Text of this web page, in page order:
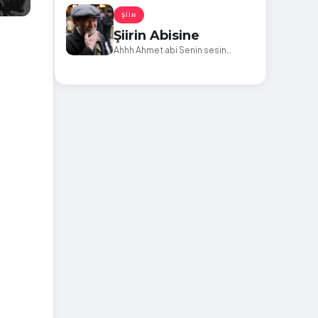
ŞIIR
Şiirin Abisine
Ahhh Ahmet abi Senin sesin